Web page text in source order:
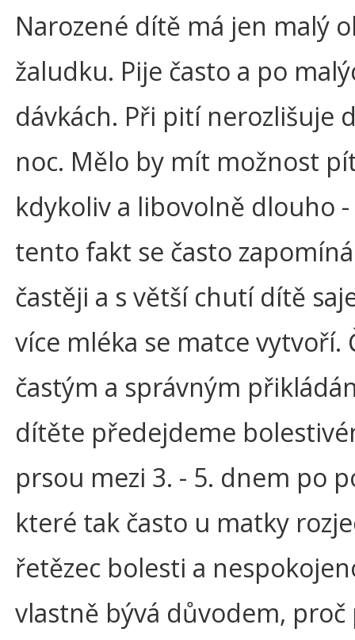
Narozené dítě má jen malý
žaludku. Pije často a po
dávkách. Při pití nerozlišuje
noc. Mělo by mít možnost
kdykoliv a libovolně dlouho
tento fakt se často
častěji a s větší chutí dítě
více mléka se matce vytvoří.
častým a správným
dítěte předejdeme
prsou mezi 3. - 5. dnem po
které tak často u matky
řetězec bolesti a
vlastně bývá důvodem, proč